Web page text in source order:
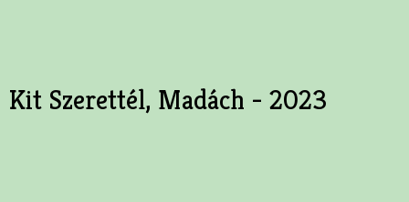
Kit Szerettél, Madách - 2023